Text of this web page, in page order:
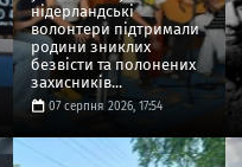
нідерландські
волонтери підтримали
родини зниклих
безвісти та полонених
захисників...
07 серпня 2026, 17:54